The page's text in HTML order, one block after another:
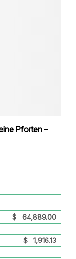
Pforten –
$ 64,889.00
$ 1,916.13